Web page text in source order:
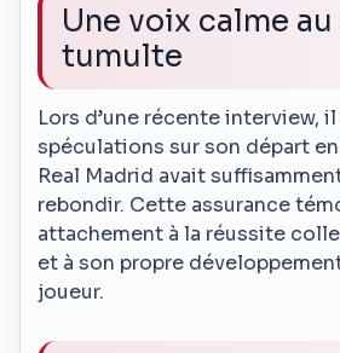
Une voix calme
tumulte
Lors d’une récente interview,
spéculations sur son départ
Real Madrid avait
rebondir. Cette assurance
attachement à la réussite
et à son propre
joueur.